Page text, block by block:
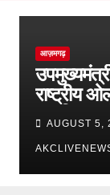
आज़मगढ़
राष्ट्रीय
आपत्ति,
AUGUST 5,